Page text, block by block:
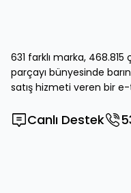
631 farklı marka,
parçayı bünyesinde
satış hizmeti veren bir
Canlı Destek